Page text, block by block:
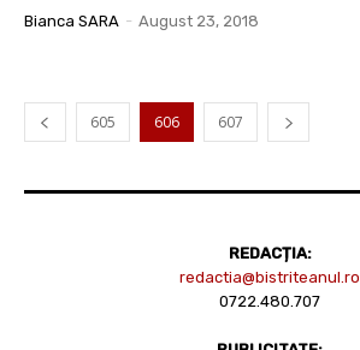
Bianca SARA - August 23, 2018
605 606 607
REDACȚIA:
redactia@bistriteanul.ro
0722.480.707